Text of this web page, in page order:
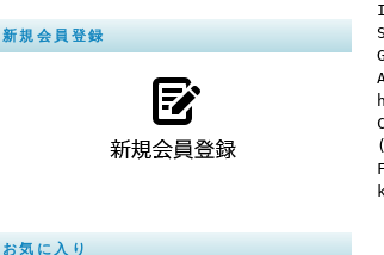
新規会員登録
お気に入り